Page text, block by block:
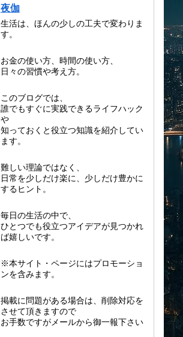
夜伽
生活は、ほんの少しの工夫で変わりま
す。
お金の使い方、時間の使い方、
日々の習慣や考え方。
このブログでは、
誰でもすぐに実践できるライフハック
や
知っておくと役立つ知識を紹介してい
ます。
難しい理論ではなく、
日常を少しだけ楽に、少しだけ豊かに
するヒント。
毎日の生活の中で、
ひとつでも役立つアイデアが見つかれ
ば嬉しいです。
※本サイト・ページにはプロモーショ
ンを含みます。
掲載に問題がある場合は、削除対応を
させて頂きますので
お手数ですがメールから御一報下さい